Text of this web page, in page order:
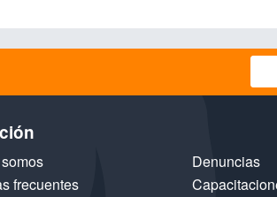
frecuentes
Denuncias